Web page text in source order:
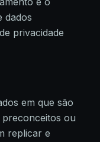
dados
privacidade
em que são
preconceitos ou
replicar e